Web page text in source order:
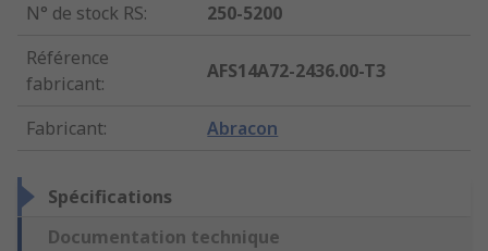
N° de stock RS:
250-5200
Référence
fabricant:
AFS14A72-2436.00-T3
Fabricant: Abracon
Spécifications
Documentation technique